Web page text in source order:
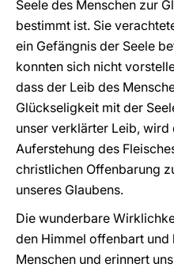
Seele des Menschen zur
bestimmt ist. Sie
ein Gefängnis der Seele
konnten sich nicht
dass der Leib des
Glückseligkeit mit der
unser verklärter Leib, wird
Auferstehung des
christlichen Offenbarung
unseres Glaubens.
Die wunderbare
den Himmel offenbart
Menschen und erinnert